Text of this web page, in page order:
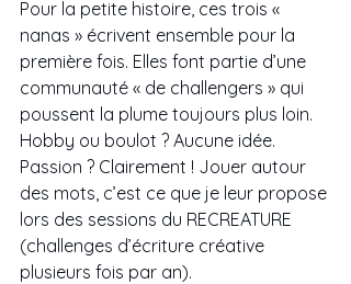
Pour la petite histoire, ces trois «
nanas » écrivent ensemble pour la
première fois. Elles font partie d’une
communauté « de challengers » qui
poussent la plume toujours plus loin.
Hobby ou boulot ? Aucune idée.
Passion ? Clairement ! Jouer autour
des mots, c’est ce que je leur propose
lors des sessions du RECREATURE
(challenges d’écriture créative
plusieurs fois par an).